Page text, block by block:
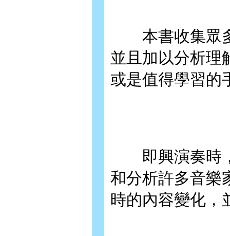
本書收集眾多
並且加以分析理
或是值得學習的
即興演奏時，
和分析許多音樂
時的內容變化，